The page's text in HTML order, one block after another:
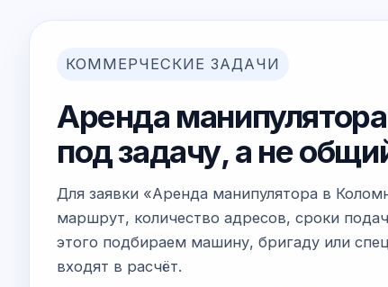
КОММЕРЧЕСКИЕ ЗАДАЧИ
Аренда
под задачу, а не
Для заявки «Аренда манипулятора в
маршрут, количество адресов, сроки
этого подбираем машину, бригаду или
входят в расчёт.